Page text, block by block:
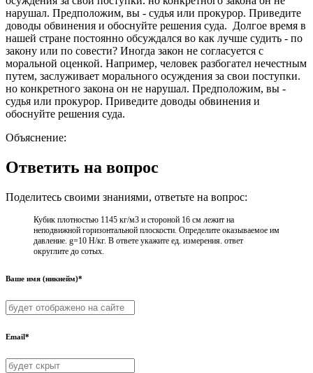
нарушал. Предположим, вы - судья или прокурор. Приведите
доводы обвинения и обоснуйте решения суда. Долгое время в
нашей стране постоянно обсуждался во как лучше судить - по
закону или по совести? Иногда закон не согласуется с
моральной оценкой. Например, человек разбогател нечестным
путем, заслуживает морального осуждения за свои поступки.
но конкретного закона он не нарушал. Предположим, вы -
судья или прокурор. Приведите доводы обвинения и
обоснуйте решения суда.
Объяснение:
Ответить на вопрос
Поделитесь своими знаниями, ответьте на вопрос:
Кубик плотностью 1145 кг/м3 и стороной 16 см лежит на
неподвижной горизонтальной плоскости. Определите оказываемое им
давление. g=10 Н/кг. В ответе укажите ед. измерения. ответ
округлите до сотых.
Ваше имя (никнейм)*
Email*